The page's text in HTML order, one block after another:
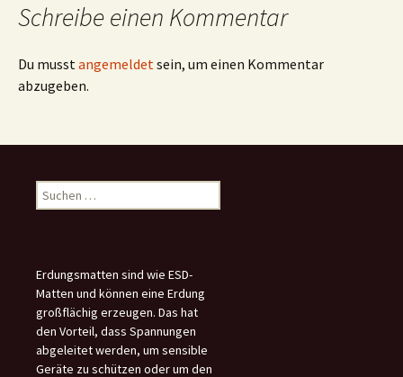
Schreibe einen Kommentar
Du musstangemeldetsein, um einen Kommentar
abzugeben.
Suchen
nach:
Erdungsmatten sind wie ESD-
Matten und können eine Erdung
großflächig erzeugen. Das hat
den Vorteil, dass Spannungen
abgeleitet werden, um sensible
Geräte zu schützen oder um den